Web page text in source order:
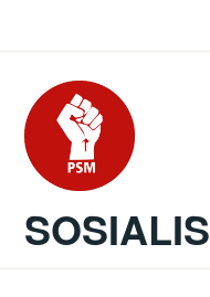
content
SOSIALIS